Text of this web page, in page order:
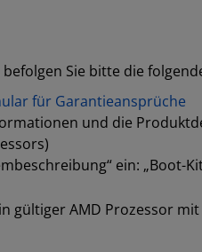
Sie bitte die
für Garantieansprüche
und die
ein: „Boot-
gültiger AMD Prozessor